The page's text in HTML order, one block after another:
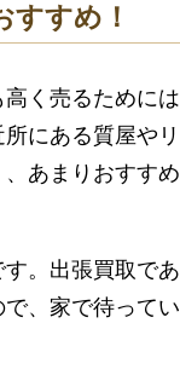
すすめ！
く売るためには
にある質屋やリ
あまりおすすめ
。出張買取であ
、家で待ってい